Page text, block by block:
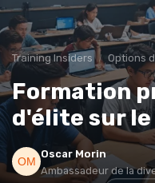
Training Insiders Options de
Formation
d'élite sur le
Oscar Morin
Ambassadeur de la